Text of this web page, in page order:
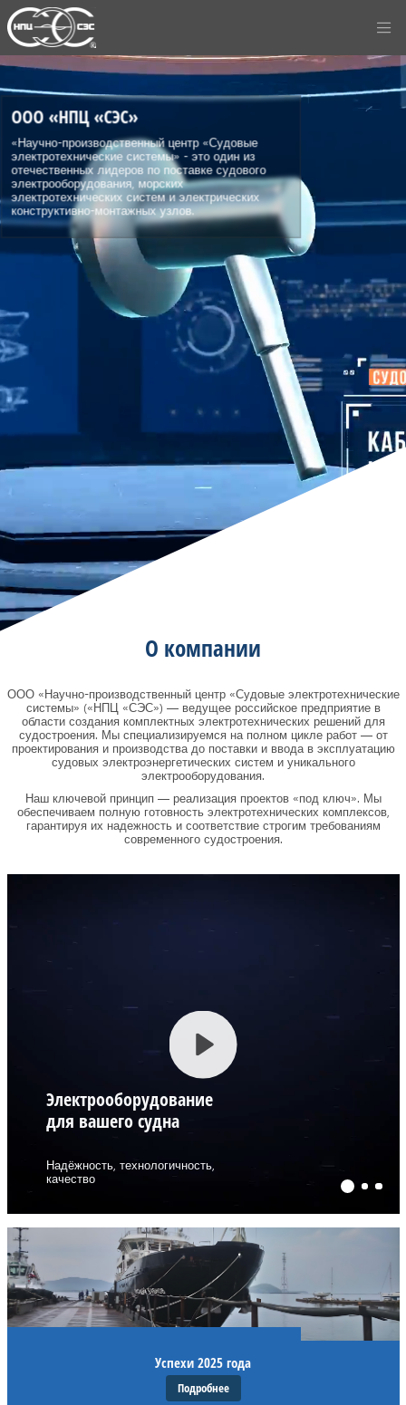
ООО «НПЦ «СЭС»
«Научно-производственный центр «Судовые
электротехнические системы» - это один из
отечественных лидеров по поставке судового
электрооборудования, морских
электротехнических систем и электрических
конструктивно-монтажных узлов.
О компании
ООО «Научно-производственный центр «Судовые электротехнические
системы» («НПЦ «СЭС») — ведущее российское предприятие в
области создания комплектных электротехнических решений для
судостроения. Мы специализируемся на полном цикле работ — от
проектирования и производства до поставки и ввода в эксплуатацию
судовых электроэнергетических систем и уникального
электрооборудования.
Наш ключевой принцип — реализация проектов «под ключ». Мы
обеспечиваем полную готовность электротехнических комплексов,
гарантируя их надежность и соответствие строгим требованиям
современного судостроения.
Электрооборудование
для вашего судна
Надёжность, технологичность,
качество
Успехи 2025 года
Подробнее